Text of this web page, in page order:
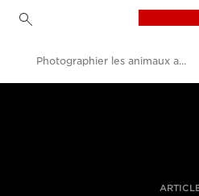
Photographier les animaux avec l'EOS-1D X Mark III